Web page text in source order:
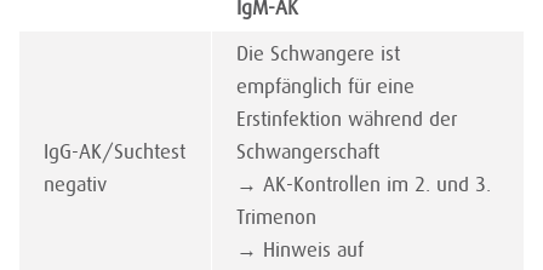
IgM-AK
IgG-AK/Suchtest
negativ
Die Schwangere ist
empfänglich für eine
Erstinfektion während der
Schwangerschaft
→ AK-Kontrollen im 2. und 3.
Trimenon
→ Hinweis auf